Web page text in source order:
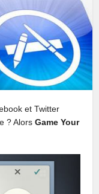
et Twitter
? AlorsGame Your